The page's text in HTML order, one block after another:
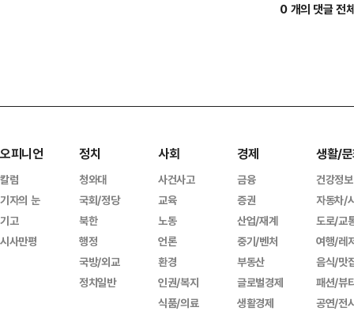
0 개의 댓글 전
오피니언
칼럼
기자의 눈
기고
시사만평
정치
청와대
국회/정당
북한
행정
국방/외교
정치일반
사회
사건사고
교육
노동
언론
환경
인권/복지
식품/의료
경제
금융
증권
산업/재계
중기/벤처
부동산
글로벌경제
생활경제
생활/
건강정보
자동차/
도로/교
여행/레
음식/맛
패션/뷰
공연/전